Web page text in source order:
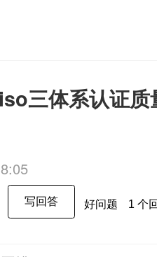
三体系认证
写回答 好问题 1 个